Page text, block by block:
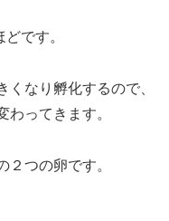
です。
なり孵化するので、
わってきます。
つの卵です。